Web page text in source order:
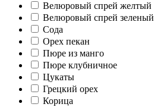
Велюровый спрей желтый
Велюровый спрей зеленый
Cода
Орех пекан
Пюре из манго
Пюре клубничное
Цукаты
Грецкий орех
Корица